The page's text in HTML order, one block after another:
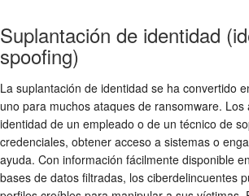
Suplantación de identidad
spoofing)
La suplantación de identidad se ha convertido
uno para muchos ataques de ransomware. Los
identidad de un empleado o de un técnico de
credenciales, obtener acceso a sistemas o
ayuda. Con información fácilmente disponible
bases de datos filtradas, los ciberdelincuentes